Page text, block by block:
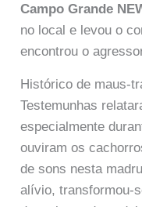
Campo Grande
no local e levou o
encontrou o
Histórico de maus-
Testemunhas
especialmente
ouviram os
de sons nesta
alívio, transformou-